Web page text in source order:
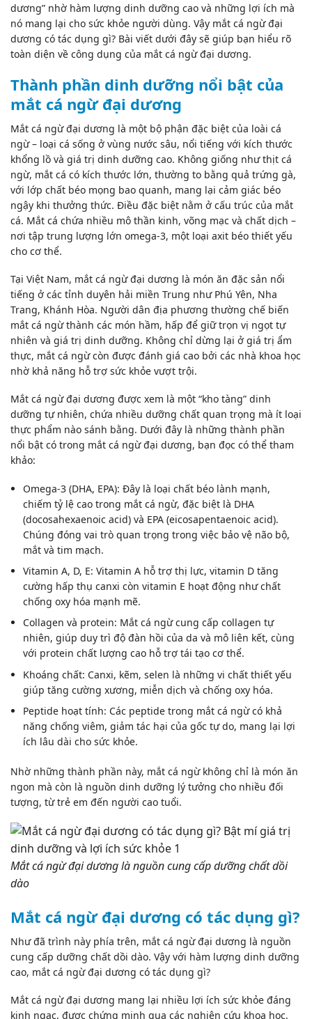
dương” nhờ hàm lượng dinh dưỡng cao và những lợi ích mà
nó mang lại cho sức khỏe người dùng. Vậy mắt cá ngừ đại
dương có tác dụng gì? Bài viết dưới đây sẽ giúp bạn hiểu rõ
toàn diện về công dụng của mắt cá ngừ đại dương.
Thành phần dinh dưỡng nổi bật của
mắt cá ngừ đại dương
Mắt cá ngừđại dương là một bộ phận đặc biệt của loài cá
ngừ – loại cá sống ở vùng nước sâu, nổi tiếng với kích thước
khổng lồ và giá trị dinh dưỡng cao. Không giống như thịt cá
ngừ, mắt cá có kích thước lớn, thường to bằng quả trứng gà,
với lớp chất béo mọng bao quanh, mang lại cảm giác béo
ngậy khi thưởng thức. Điều đặc biệt nằm ở cấu trúc của mắt
cá. Mắt cá chứa nhiều mô thần kinh, võng mạc và chất dịch –
nơi tập trung lượng lớn omega-3, một loại axit béo thiết yếu
cho cơ thể.
Tại Việt Nam, mắt cá ngừ đại dương là món ăn đặc sản nổi
tiếng ở các tỉnh duyên hải miền Trung như Phú Yên, Nha
Trang, Khánh Hòa. Người dân địa phương thường chế biến
mắt cá ngừ thành các món hầm, hấp để giữ trọn vị ngọt tự
nhiên và giá trị dinh dưỡng. Không chỉ dừng lại ở giá trị ẩm
thực, mắt cá ngừ còn được đánh giá cao bởi các nhà khoa học
nhờ khả năng hỗ trợ sức khỏe vượt trội.
Mắt cá ngừ đại dương được xem là một “kho tàng” dinh
dưỡng tự nhiên, chứa nhiều dưỡng chất quan trọng mà ít loại
thực phẩm nào sánh bằng. Dưới đây là những thành phần
nổi bật có trong mắt cá ngừ đại dương, bạn đọc có thể tham
khảo:
Omega-3 (DHA, EPA): Đây là loại chất béo lành mạnh,
chiếm tỷ lệ cao trong mắt cá ngừ, đặc biệt là DHA
(docosahexaenoic acid) và EPA (eicosapentaenoic acid).
Chúng đóng vai trò quan trọng trong việc bảo vệ não bộ,
mắt và tim mạch.
Vitamin A, D, E: Vitamin A hỗ trợ thị lực, vitamin D tăng
cường hấp thụ canxi còn vitamin E hoạt động như chất
chống oxy hóa mạnh mẽ.
Collagen và protein: Mắt cá ngừ cung cấp collagen tự
nhiên, giúp duy trì độ đàn hồi của da và mô liên kết, cùng
với protein chất lượng cao hỗ trợ tái tạo cơ thể.
Khoáng chất: Canxi, kẽm, selen là những vi chất thiết yếu
giúp tăng cường xương, miễn dịch và chống oxy hóa.
Peptide hoạt tính: Các peptide trong mắt cá ngừ có khả
năng chống viêm, giảm tác hại của gốc tự do, mang lại lợi
ích lâu dài cho sức khỏe.
Nhờ những thành phần này, mắt cá ngừ không chỉ là món ăn
ngon mà còn là nguồn dinh dưỡng lý tưởng cho nhiều đối
tượng, từ trẻ em đến người cao tuổi.
Mắt cá ngừ đại dương là nguồn cung cấp dưỡng chất dồi
dào
Mắt cá ngừ đại dương có tác dụng gì?
Như đã trình này phía trên, mắt cá ngừ đại dương là nguồn
cung cấp dưỡng chất dồi dào. Vậy với hàm lượng dinh dưỡng
cao, mắt cá ngừ đại dương có tác dụng gì?
Mắt cá ngừ đại dương mang lại nhiều lợi ích sức khỏe đáng
kinh ngạc, được chứng minh qua các nghiên cứu khoa học.